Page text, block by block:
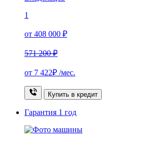
1
от 408 000 ₽
571 200 ₽
от 7 422₽ /мес.
Купить в кредит
Гарантия 1 год